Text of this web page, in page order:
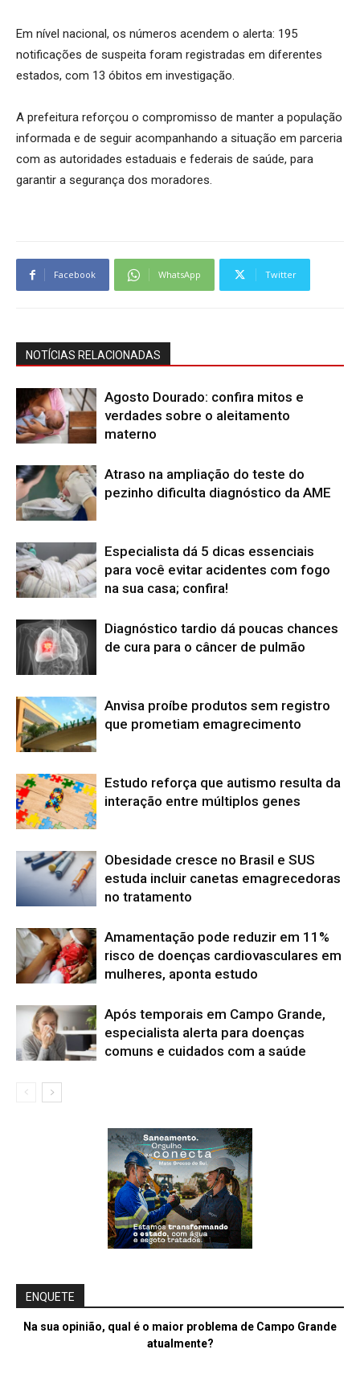
Em nível nacional, os números acendem o alerta: 195
notificações de suspeita foram registradas em diferentes
estados, com 13 óbitos em investigação.
A prefeitura reforçou o compromisso de manter a população
informada e de seguir acompanhando a situação em parceria
com as autoridades estaduais e federais de saúde, para
garantir a segurança dos moradores.
Facebook WhatsApp Twitter
NOTÍCIAS RELACIONADAS
Agosto Dourado: confira mitos e
verdades sobre o aleitamento
materno
Atraso na ampliação do teste do
pezinho dificulta diagnóstico da AME
Especialista dá 5 dicas essenciais
para você evitar acidentes com fogo
na sua casa; confira!
Diagnóstico tardio dá poucas chances
de cura para o câncer de pulmão
Anvisa proíbe produtos sem registro
que prometiam emagrecimento
Estudo reforça que autismo resulta da
interação entre múltiplos genes
Obesidade cresce no Brasil e SUS
estuda incluir canetas emagrecedoras
no tratamento
Amamentação pode reduzir em 11%
risco de doenças cardiovasculares em
mulheres, aponta estudo
Após temporais em Campo Grande,
especialista alerta para doenças
comuns e cuidados com a saúde
ENQUETE
Na sua opinião, qual é o maior problema de Campo Grande
atualmente?